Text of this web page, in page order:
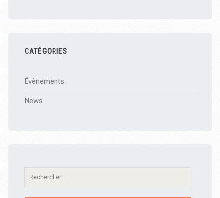
CATÉGORIES
Évènements
News
Recherche: